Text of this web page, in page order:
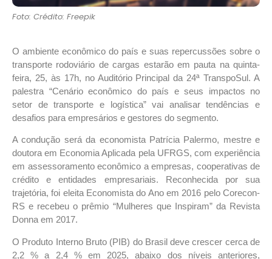
Foto: Crédito: Freepik
O ambiente econômico do país e suas repercussões sobre o
transporte rodoviário de cargas estarão em pauta na quinta-
feira, 25, às 17h, no Auditório Principal da 24ª TranspoSul. A
palestra “Cenário econômico do país e seus impactos no
setor de transporte e logística” vai analisar tendências e
desafios para empresários e gestores do segmento.
A condução será da economista Patrícia Palermo, mestre e
doutora em Economia Aplicada pela UFRGS, com experiência
em assessoramento econômico a empresas, cooperativas de
crédito e entidades empresariais. Reconhecida por sua
trajetória, foi eleita Economista do Ano em 2016 pelo Corecon-
RS e recebeu o prêmio “Mulheres que Inspiram” da Revista
Donna em 2017.
O Produto Interno Bruto (PIB) do Brasil deve crescer cerca de
2,2 % a 2,4 % em 2025, abaixo dos níveis anteriores,